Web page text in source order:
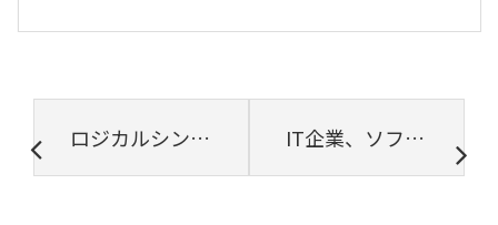
ロジカルシンキングとは？代表的手法やオススメ本などの学習方法を5分で解説 IT企業、ソフトウェア開発企業に求められるERPの役割と機能について